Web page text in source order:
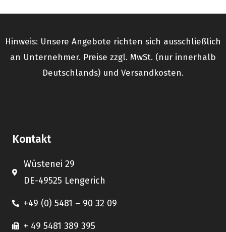
Hinweis: Unsere Angebote richten sich ausschließlich
an Unternehmer. Preise zzgl. MwSt. (nur innerhalb
Deutschlands) und Versandkosten.
Kontakt
Wüstenei 29
DE-49525 Lengerich
+49 (0) 5481 – 90 32 09
+ 49 5481 389 395